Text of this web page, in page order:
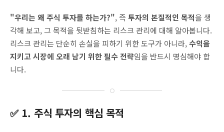
"우리는 왜 주식 투자를 하는가?", 즉 투자의 본질적인 목적을 생
각해 보고, 그 목적을 뒷받침하는 리스크 관리에 대해 알아봅니다.
리스크 관리는 단순히 손실을 피하기 위한 도구가 아니라,수익을
지키고 시장에 오래 남기 위한 필수 전략임을 반드시 명심해야 합
니다.
✅ 1. 주식 투자의 핵심 목적